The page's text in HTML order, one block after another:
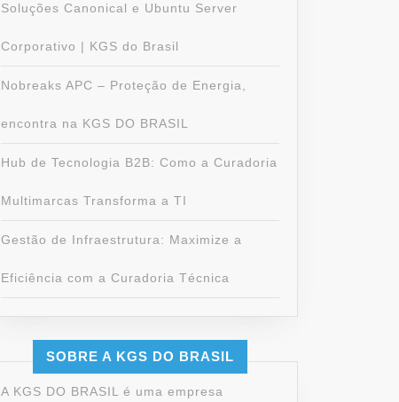
Soluções Canonical e Ubuntu Server
Corporativo | KGS do Brasil
Nobreaks APC – Proteção de Energia,
encontra na KGS DO BRASIL
Hub de Tecnologia B2B: Como a Curadoria
Multimarcas Transforma a TI
Gestão de Infraestrutura: Maximize a
Eficiência com a Curadoria Técnica
SOBRE A KGS DO BRASIL
A KGS DO BRASIL é uma empresa